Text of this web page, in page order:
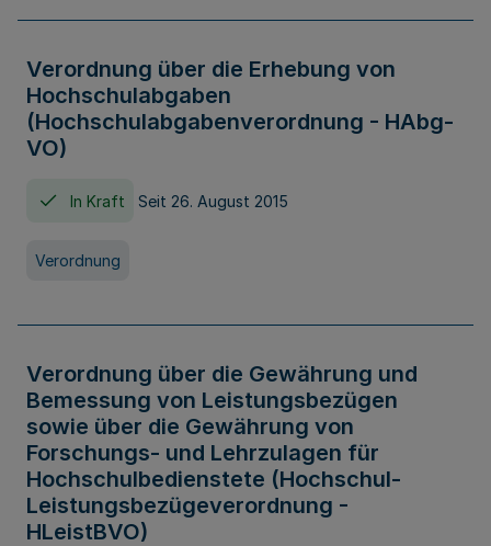
Verordnung über die Erhebung von
Hochschulabgaben
(Hochschulabgabenverordnung - HAbg-
VO)
In Kraft Seit 26. August 2015
Verordnung
Verordnung über die Gewährung und
Bemessung von Leistungsbezügen
sowie über die Gewährung von
Forschungs- und Lehrzulagen für
Hochschulbedienstete (Hochschul-
Leistungsbezügeverordnung -
HLeistBVO)